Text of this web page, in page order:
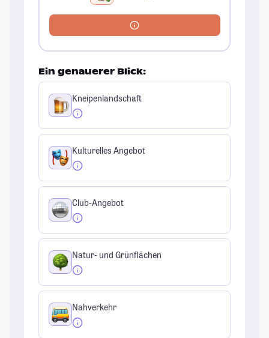
Ein genauerer Blick:
Kneipenlandschaft
Kulturelles Angebot
Club-Angebot
Natur- und Grünflächen
Nahverkehr